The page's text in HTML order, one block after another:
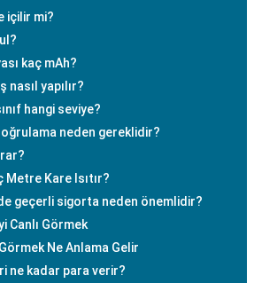
içilir mi?
kaç mAh?
nasıl yapılır?
hangi seviye?
neden gereklidir?
Metre Kare Isıtır?
geçerli sigorta neden önemlidir?
Canlı Görmek
Ne Anlama Gelir
ne kadar para verir?